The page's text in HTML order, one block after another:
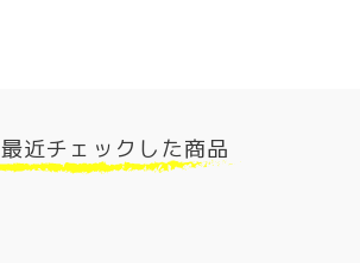
最近チェックした商品